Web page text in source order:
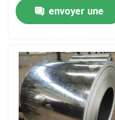
A propos de nous
Contacts
par 5mm 1/4 de 4mm
envoyer une